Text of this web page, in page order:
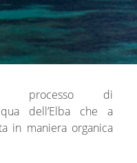
processo di
dell’Elba che a
in maniera organica